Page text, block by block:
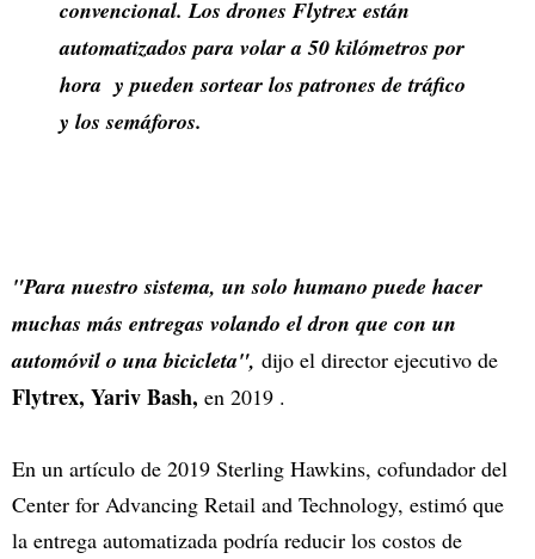
convencional. Los drones Flytrex están
automatizados para volar a 50 kilómetros por
hora y pueden sortear los patrones de tráfico
y los semáforos.
"Para nuestro sistema, un solo humano puede hacer
muchas más entregas volando el dron que con un
automóvil o una bicicleta", dijo el director ejecutivo de
Flytrex, Yariv Bash, en 2019 .
En un artículo de 2019 Sterling Hawkins, cofundador del
Center for Advancing Retail and Technology, estimó que
la entrega automatizada podría reducir los costos de